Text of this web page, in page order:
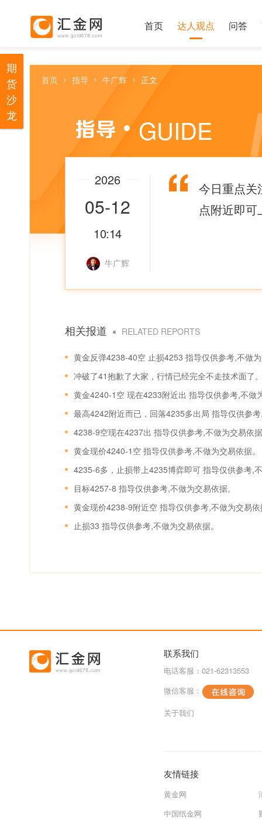
首页 达人观点 问答
首页 指导 牛广辉 正文
GUIDE
2026
05-12
10:14
牛广辉
今日重点关
点附近即
相关报道 RELATED REPORTS
黄金反弹4238-40空 止损4253 指导仅供参考,不做
黄金4240-1空 现在4233附近出 指导仅供参考,不做
最高4242附近而已，回落4235多出局 指导仅供参
4238-9空现在4237出 指导仅供参考,不做为交易依
黄金现价4240-1空 指导仅供参考,不做为交易依据。
4235-6多，止损带上4235博弈即可 指导仅供参考,
目标4257-8 指导仅供参考,不做为交易依据。
黄金现价4238-9附近空 指导仅供参考,不做为交易
止损33 指导仅供参考,不做为交易依据。
联系我们
电话客服：021-62313553
微信客服：
关于我们
友情链接
黄金网
中国纸金网
期
货
沙
龙